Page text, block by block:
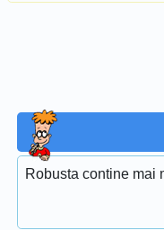
Robusta contine mai